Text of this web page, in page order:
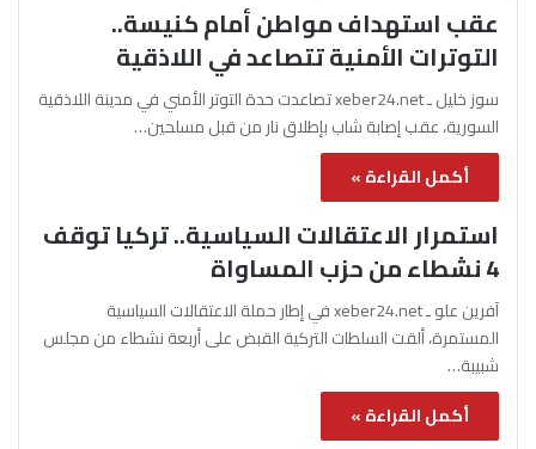
عقب استهداف مواطن أمام كنيسة..
التوترات الأمنية تتصاعد في اللاذقية
سوز خليل ـ xeber24.net تصاعدت حدة التوتر الأمني في مدينة اللاذقية
السورية، عقب إصابة شاب بإطلاق نار من قبل مسلحين…
أكمل القراءة »
استمرار الاعتقالات السياسية.. تركيا توقف
4 نشطاء من حزب المساواة
آفرين علو ـ xeber24.net في إطار حملة الاعتقالات السياسية
المستمرة، ألقت السلطات التركية القبض على أربعة نشطاء من مجلس
شبيبة…
أكمل القراءة »